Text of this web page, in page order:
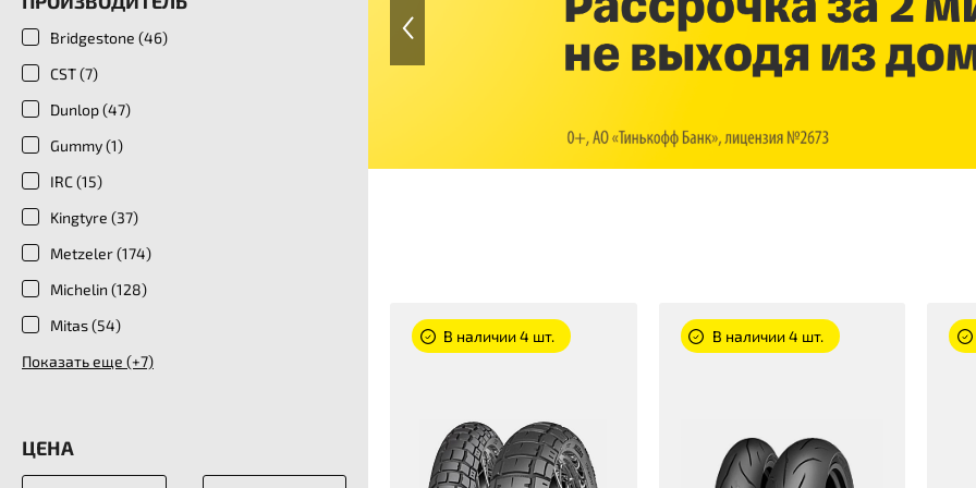
Bridgestone (46)
CST (7)
Dunlop (47)
Gummy (1)
IRC (15)
Kingtyre (37)
Metzeler (174)
Michelin (128)
Mitas (54)
Показать еще (+7)
ЦЕНА
В наличии 4 шт. В наличии 4 шт.